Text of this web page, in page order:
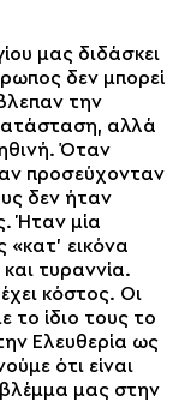
μας διδάσκει
δεν μπορεί
την
αλλά
Όταν
προσεύχονταν
δεν ήταν
Ήταν μία
εικόνα
τυραννία.
κόστος. Οι
το ίδιο τους το
Ελευθερία ως
ότι είναι
μας στην